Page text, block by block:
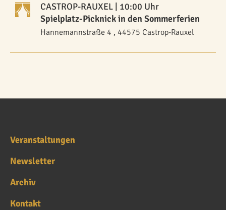
CASTROP-RAUXEL | 10:00 Uhr
Spielplatz-Picknick in den Sommerferien
Hannemannstraße 4 , 44575 Castrop-Rauxel
Veranstaltungen
Newsletter
Archiv
Kontakt